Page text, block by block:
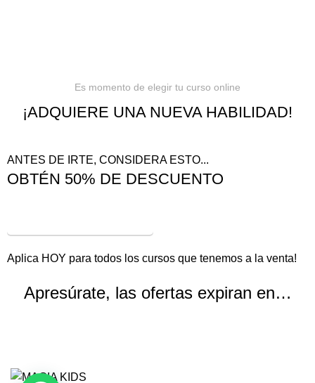
Es momento de elegir tu curso online
¡ADQUIERE UNA NUEVA HABILIDAD!
ANTES DE IRTE, CONSIDERA ESTO...
OBTÉN 50% DE DESCUENTO
Aplica HOY para todos los cursos que tenemos a la venta!
Apresúrate, las ofertas expiran en…